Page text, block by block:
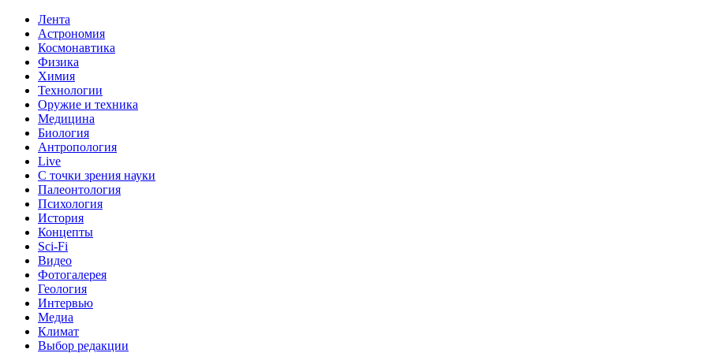
Лента
Астрономия
Космонавтика
Физика
Химия
Технологии
Оружие и техника
Медицина
Биология
Антропология
Live
С точки зрения науки
Палеонтология
Психология
История
Концепты
Sci-Fi
Видео
Фотогалерея
Геология
Интервью
Медиа
Климат
Выбор редакции